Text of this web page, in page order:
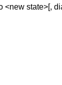
<new state>[,